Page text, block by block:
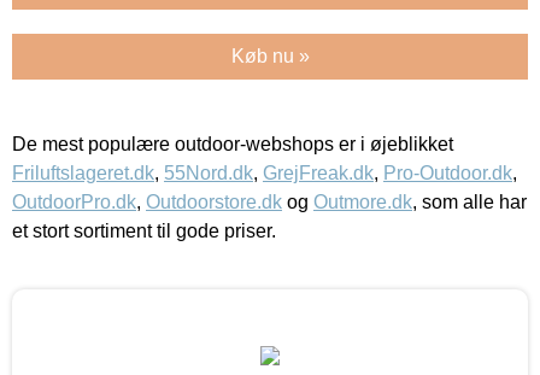
Køb nu »
De mest populære outdoor-webshops er i øjeblikket
Friluftslageret.dk, 55Nord.dk, GrejFreak.dk, Pro-Outdoor.dk,
OutdoorPro.dk, Outdoorstore.dk og Outmore.dk, som alle har
et stort sortiment til gode priser.